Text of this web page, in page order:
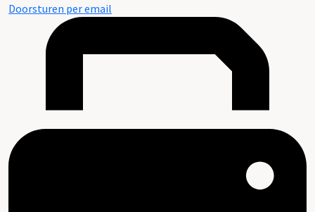
Doorsturen per email